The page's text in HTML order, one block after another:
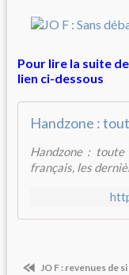
Pour lire la suite
lien ci-dessous
Handzone :
Handzone :
français, les
JO F : revenues de